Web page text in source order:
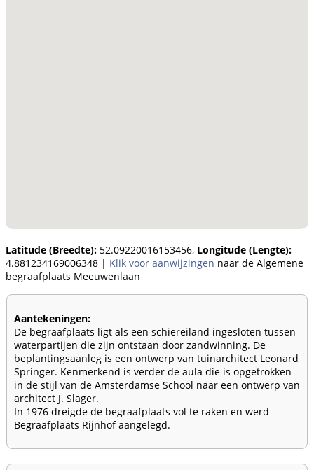
Latitude (Breedte): 52.09220016153456, Longitude (Lengte):
4.881234169006348 | Klik voor aanwijzingen naar de Algemene
begraafplaats Meeuwenlaan
Aantekeningen:
De begraafplaats ligt als een schiereiland ingesloten tussen
waterpartijen die zijn ontstaan door zandwinning. De
beplantingsaanleg is een ontwerp van tuinarchitect Leonard
Springer. Kenmerkend is verder de aula die is opgetrokken
in de stijl van de Amsterdamse School naar een ontwerp van
architect J. Slager.
In 1976 dreigde de begraafplaats vol te raken en werd
Begraafplaats Rijnhof aangelegd.